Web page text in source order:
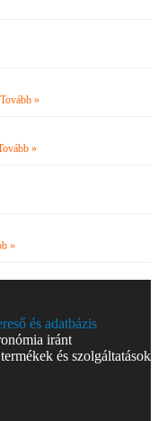
Tovább »
»
»
és adatbázis
iránt
és szolgáltatások